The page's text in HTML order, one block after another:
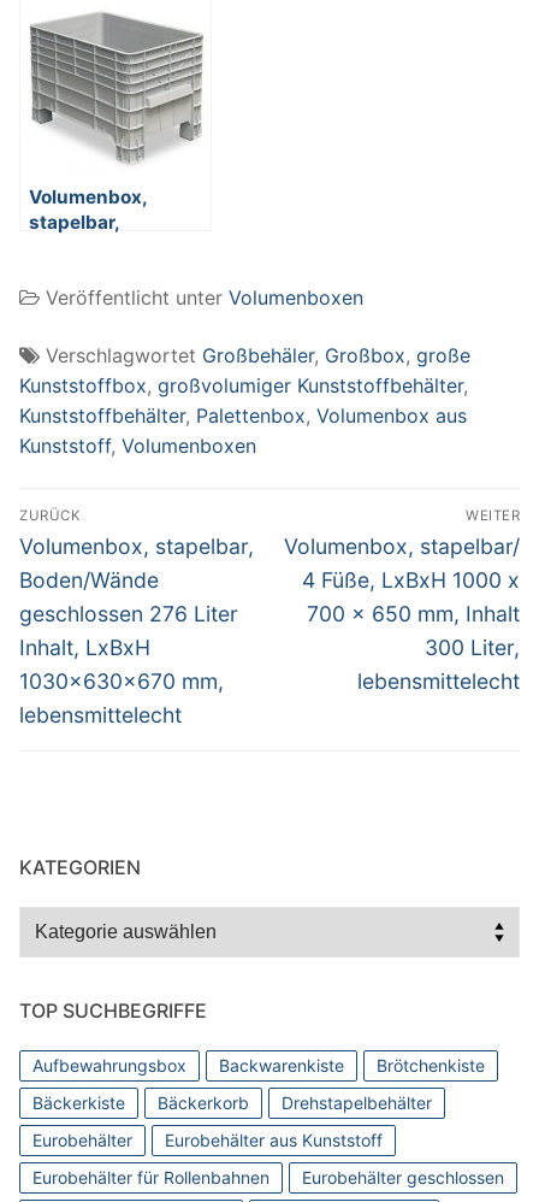
x 650 mm, Inhalt
300 Liter,
lebensmittelecht
Volumenbox,
stapelbar,
Liter Inhalt, LxBxH
mm,
lebensmittelecht
Veröffentlicht unter Volumenboxen
Verschlagwortet Großbehäler, Großbox, große
Kunststoffbox, großvolumiger Kunststoffbehälter,
Kunststoffbehälter, Palettenbox, Volumenbox aus
Kunststoff, Volumenboxen
Beitragsnavigation
ZURÜCK
Vorheriger
Beitrag:
Volumenbox, stapelbar,
Boden/Wände
geschlossen 276 Liter
Inhalt, LxBxH
1030x630x670 mm,
lebensmittelecht
WEITER
Nächster
Beitrag:
Volumenbox, stapelbar/
4 Füße, LxBxH 1000 x
700 x 650 mm, Inhalt
300 Liter,
lebensmittelecht
KATEGORIEN
Kategorien
TOP SUCHBEGRIFFE
Aufbewahrungsbox Backwarenkiste
Brötchenkiste
Bäckerkiste
Bäckerkorb
Drehstapelbehälter
Eurobehälter
Eurobehälter aus Kunststoff
Eurobehälter für Rollenbahnen
Eurobehälter geschlossen